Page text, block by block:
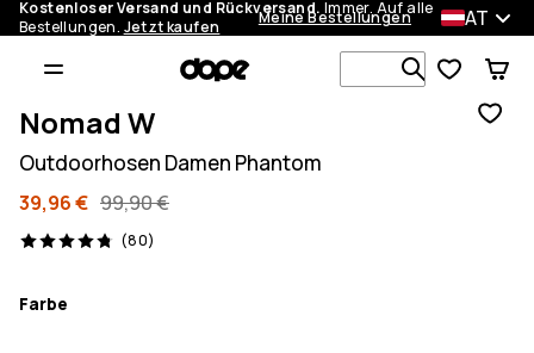
Kostenloser Versand und Rückversand. Immer. Auf alle
Bestellungen. Jetzt kaufen Meine Bestellungen AT
Nomad W
Outdoorhosen Damen Phantom
39,96 € 99,90 €
(80)
80 Reviews, 4.8/5
Farbe